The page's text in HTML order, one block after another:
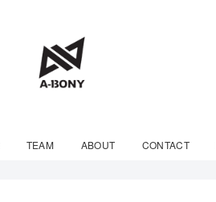
TEAM ABOUT CONTACT